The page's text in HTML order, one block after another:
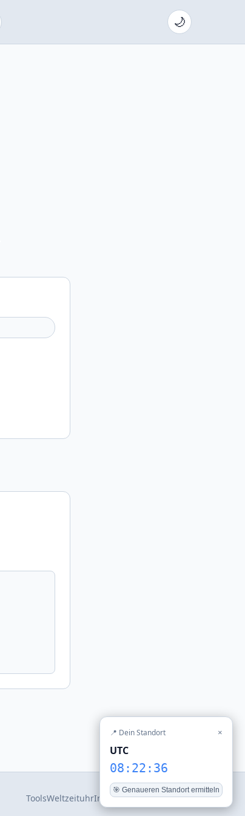
🌙
ToolsWeltzeituhrImpressumDatenschutz
📍 Dein Standort ×
UTC
08:22:36
🎯 Genaueren Standort ermitteln